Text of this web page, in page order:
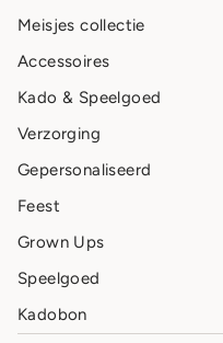
Meisjes collectie
Accessoires
Kado & Speelgoed
Verzorging
Gepersonaliseerd
Feest
Grown Ups
Speelgoed
Kadobon